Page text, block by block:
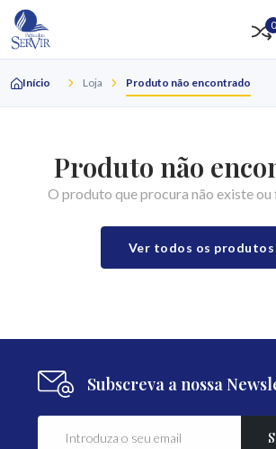
0
Início Loja Produto não encontrado
Produto não
O produto que procura não existe
Ver todos os produtos
Subscreva a nossa